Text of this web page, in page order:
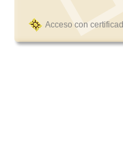
Acceso con